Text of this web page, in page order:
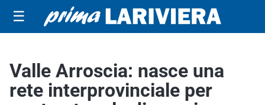
☰
Valle Arroscia: nasce una
rete interprovinciale per